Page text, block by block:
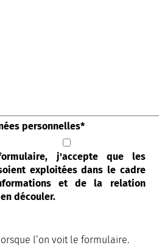
personnelles*
j'accepte que les
exploitées dans le cadre
et de la relation
découler.
l‘on voit le formulaire.